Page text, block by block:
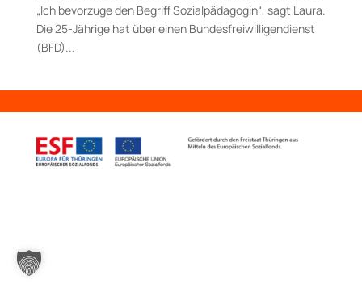
„Ich bevorzuge den Begriff Sozialpädagogin“, sagt Laura.
Die 25-­Jährige hat über einen Bundes­freiwilligendienst
(BFD)...